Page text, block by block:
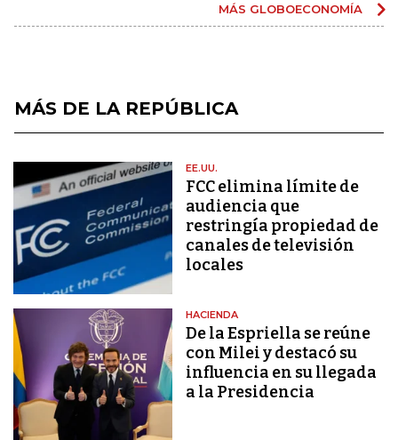
MÁS GLOBOECONOMÍA
MÁS DE LA REPÚBLICA
EE.UU.
FCC elimina límite de
audiencia que
restringía propiedad de
canales de televisión
locales
HACIENDA
De la Espriella se reúne
con Milei y destacó su
influencia en su llegada
a la Presidencia